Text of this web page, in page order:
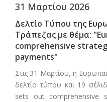
31 Μαρτίου 2026
Δελτίο Τύπου της
Τράπεζας με θέμα:
comprehensive
payments"
Στις 31 Μαρτίου, η
δελτίο τύπου και 19
sets out comprehensive